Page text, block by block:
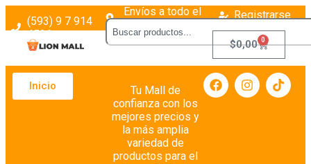
(593) 9 7 914
4526
Envíos a todo el
Registrarse
Login
$0,00 0
Inicio
Tu Mall de
confianza con los
mejores precios y
la más amplia
variedad de
productos para el